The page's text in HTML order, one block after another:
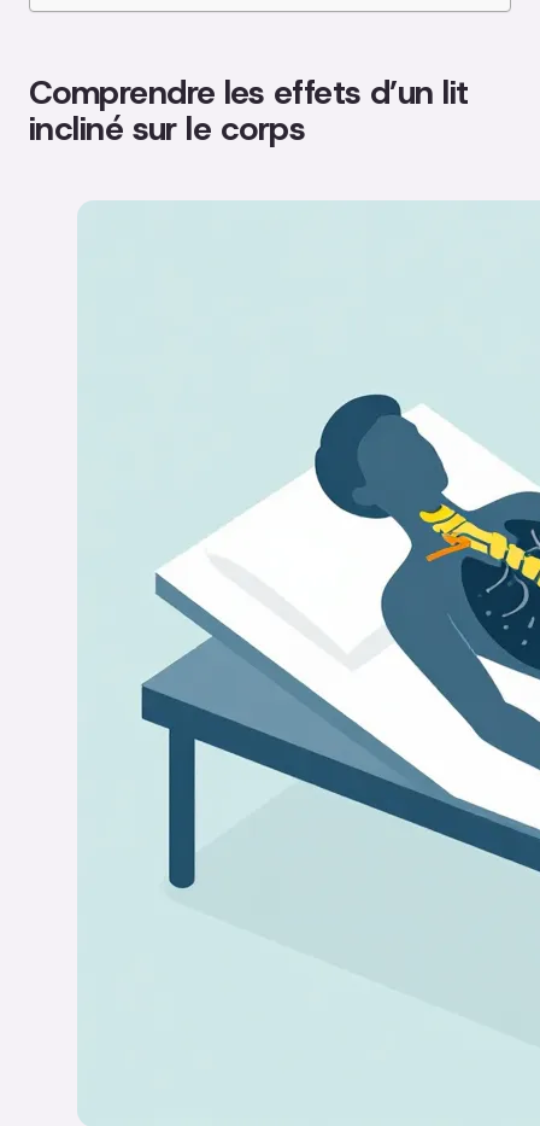
Comprendre les effets d’un lit
incliné sur le corps